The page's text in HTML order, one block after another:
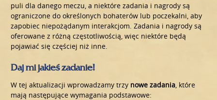
puli dla danego meczu, a niektóre zadania i nagrody są
ograniczone do określonych bohaterów lub poczekalni, aby
zapobiec niepożądanym interakcjom. Zadania i nagrody są
oferowane z różną częstotliwością, więc niektóre będą
pojawiać się częściej niż inne.
Daj mi jakieś zadanie!
W tej aktualizacji wprowadzamy trzy nowe zadania , które
mają następujące wymagania podstawowe: